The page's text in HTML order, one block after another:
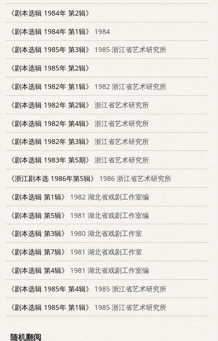
《剧本选辑 1984年 第2辑》
《剧本选辑 1984年 第1辑》
1984
《剧本选辑 1985年 第3辑》
1985 浙江省艺术研究所
《剧本选辑 1985年 第2辑》
《剧本选辑 1982年 第1辑》
1982 浙江省艺术研究所
《剧本选辑 1982年 第2辑》
浙江省艺术研究所
《剧本选辑 1982年 第4辑》
浙江省艺术研究所
《剧本选辑 1982年 第3辑》
浙江省艺术研究所
《剧本选辑 1983年 第5期》
浙江省艺术研究所
《浙江剧本选 1986年第5辑》
1986 浙江省艺术研究所
《剧本选辑 第1辑》
1982 湖北省戏剧工作室编
《剧本选辑 第5辑》
1981 湖北省戏剧工作室编
《剧本选辑 第3辑》
1980 湖北省戏剧工作室
《剧本选辑 第7辑》
1981 湖北省戏剧工作室
《剧本选辑 第4辑》
1981 湖北省戏剧工作室编
《剧本选辑 1985年 第4辑》
1985 浙江省艺术研究所
《剧本选辑 1985年 第1辑》
1985 浙江省艺术研究所
随机翻阅